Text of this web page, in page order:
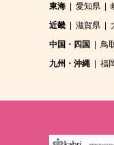
東海
愛知県
近畿
滋賀県
中国・四国
鳥
九州・沖縄
福